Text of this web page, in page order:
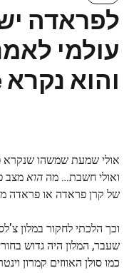
לפראדה יש
והוא נקרא Prada Mode
אולי שמעת שמשהו שנקרא
ואולי חשבת… מההואמצב
של קרן פראדה או פראדה
וכך הלכתי לחקור במלון
שעבר, המלון היה גדוש